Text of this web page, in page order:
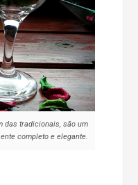
das tradicionais, são um
completo e elegante.